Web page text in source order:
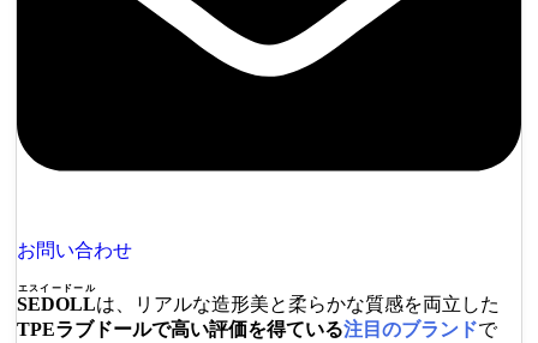
お問い合わせ
SEDOLL
エスイードール
は、リアルな造形美と柔らかな質感を両立した
TPEラブドールで高い評価を得ている注目のブランドで